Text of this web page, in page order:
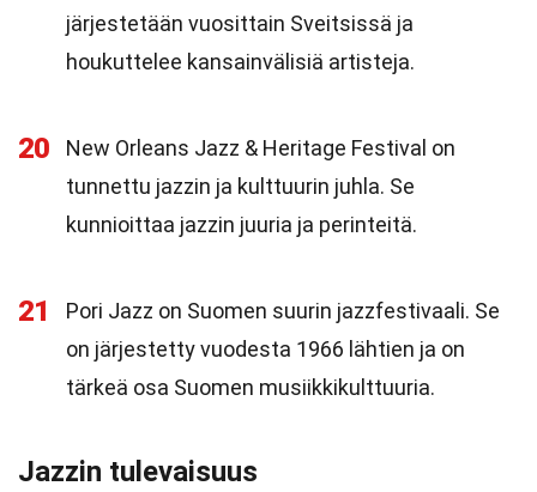
järjestetään vuosittain Sveitsissä ja
houkuttelee kansainvälisiä artisteja.
20
New Orleans Jazz & Heritage Festival on
tunnettu jazzin ja kulttuurin juhla. Se
kunnioittaa jazzin juuria ja perinteitä.
21
Pori Jazz on Suomen suurin jazzfestivaali. Se
on järjestetty vuodesta 1966 lähtien ja on
tärkeä osa Suomen musiikkikulttuuria.
Jazzin tulevaisuus